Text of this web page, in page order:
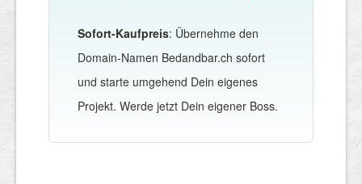
Sofort-Kaufpreis: Übernehme den
Domain-Namen Bedandbar.ch sofort
und starte umgehend Dein eigenes
Projekt. Werde jetzt Dein eigener Boss.